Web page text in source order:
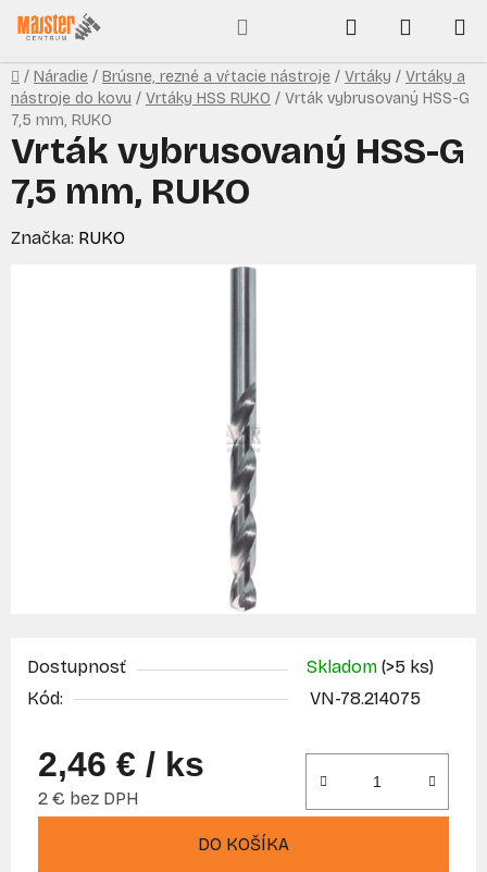
Prejsť
na
obsah
Hľadať
KOŠÍK
Domov
/ Náradie / Brúsne, rezné a vŕtacie nástroje / Vrtáky / Vrtáky a
nástroje do kovu / Vrtáky HSS RUKO / Vrták vybrusovaný HSS-G
7,5 mm, RUKO
Dostupnosť Skladom (>5 ks)
Kód:
VN-78.214075
2,46 € / ks
2 € bez DPH
DO KOŠÍKA
Vrták vybrusovaný HSS-G
7,5 mm, RUKO
Značka: RUKO